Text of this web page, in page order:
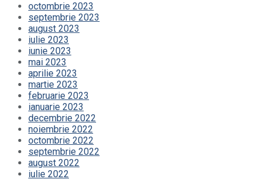
octombrie 2023
septembrie 2023
august 2023
iulie 2023
iunie 2023
mai 2023
aprilie 2023
martie 2023
februarie 2023
ianuarie 2023
decembrie 2022
noiembrie 2022
octombrie 2022
septembrie 2022
august 2022
iulie 2022